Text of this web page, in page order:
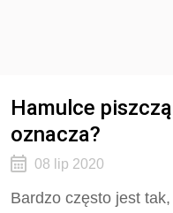
Hamulce
oznacza?
08 lip 2020
Bardzo często jest